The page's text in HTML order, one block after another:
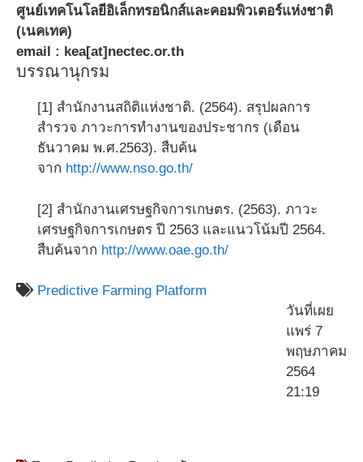
ศูนย์เทคโนโลยีอิเล็กทรอนิกส์และคอมพิวเตอร์แห่งชาติ
(เนคเทค)
email : kea[at]nectec.or.th
บรรณานุกรม
[1] สำนักงานสถิติแห่งชาติ. (2564). สรุปผลการ
สำรวจ ภาวะการทำงานของประชากร (เดือน
ธันวาคม พ.ศ.2563). สืบค้น
จาก http://www.nso.go.th/
[2] สำนักงานเศรษฐกิจการเกษตร. (2563). ภาวะ
เศรษฐกิจการเกษตร ปี 2563 และแนวโน้มปี 2564.
สืบค้นจาก http://www.oae.go.th/
Predictive Farming Platform
วันที่เผย
แพร่ 7
พฤษภาคม
2564
21:19